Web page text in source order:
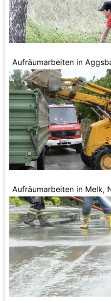
Aufräumarbeiten in
Niederösterreich.
Aufräumarbeiten in Melk,